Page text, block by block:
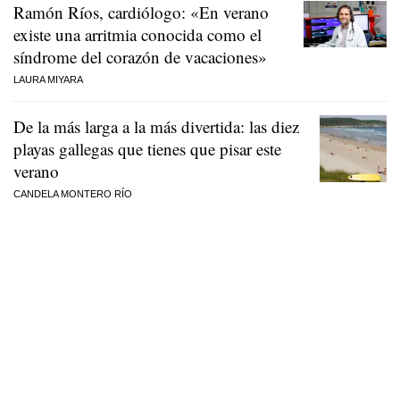
Ramón Ríos, cardiólogo: «En verano
existe una arritmia conocida como el
síndrome del corazón de vacaciones»
LAURA MIYARA
De la más larga a la más divertida: las diez
playas gallegas que tienes que pisar este
verano
CANDELA MONTERO RÍO